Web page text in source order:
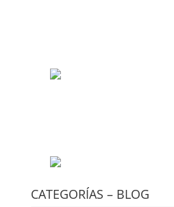
CATEGORÍAS – BLOG